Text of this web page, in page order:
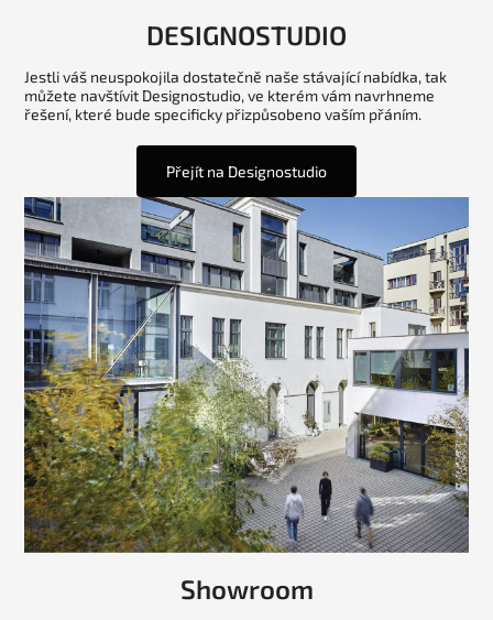
DESIGNOSTUDIO
Jestli váš neuspokojila dostatečně naše stávající nabídka, tak
můžete navštívit Designostudio, ve kterém vám navrhneme
řešení, které bude specificky přizpůsobeno vaším přáním.
Přejít na Designostudio
Showroom